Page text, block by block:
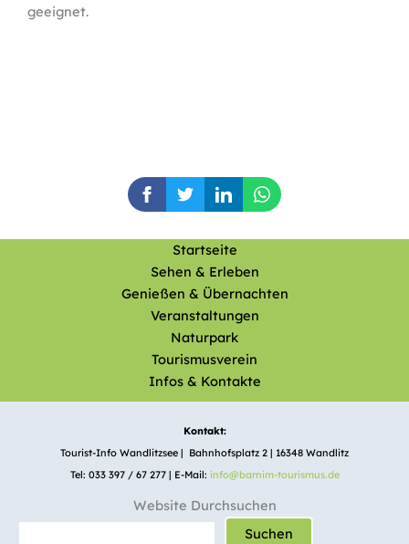
geeignet.
Startseite
Sehen & Erleben
Genießen & Übernachten
Veranstaltungen
Naturpark
Tourismusverein
Infos & Kontakte
Kontakt:
Tourist-Info Wandlitzsee | Bahnhofsplatz 2 | 16348 Wandlitz
Tel: 033 397 / 67 277 | E-Mail: info@barnim-tourismus.de
Website Durchsuchen
Suchen